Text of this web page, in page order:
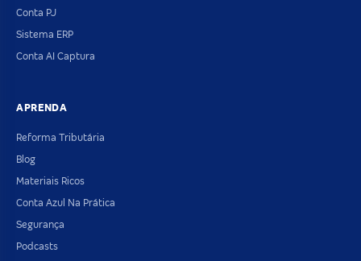
Conta PJ
Sistema ERP
Conta AI Captura
APRENDA
Reforma Tributária
Blog
Materiais Ricos
Conta Azul Na Prática
Segurança
Podcasts